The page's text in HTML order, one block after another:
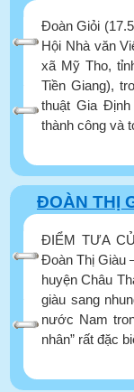
Đoàn Giỏi
Hội Nhà văn
xã Mỹ Tho,
Tiền Giang),
thuật Gia
thành công và
ĐOÀN THỊ
ĐIỂM TƯA
Đoàn Thị Giàu
huyện Châu
giàu sang
nước Nam
nhân” rất đặc